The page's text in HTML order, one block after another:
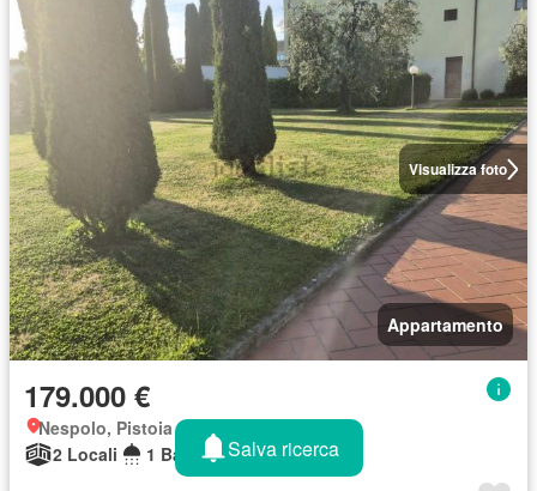
Visualizza foto
Appartamento
179.000 €
Nespolo, Pistoia
2 Locali
1 Bagno 70 m²
Salva ricerca